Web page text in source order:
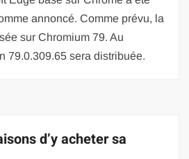
annoncé. Comme prévu, la
sur Chromium 79. Au
79.0.309.65 sera distribuée.
d’y acheter sa